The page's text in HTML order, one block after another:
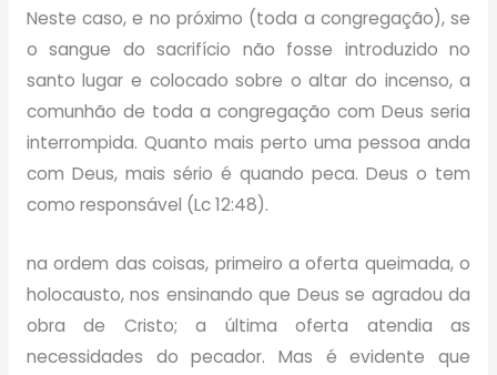
Neste caso, e no próximo (toda a congregação), se
o sangue do sacrifício não fosse introduzido no
santo lugar e colocado sobre o altar do incenso, a
comunhão de toda a congregação com Deus seria
interrompida. Quanto mais perto uma pessoa anda
com Deus, mais sério é quando peca. Deus o tem
como responsável (Lc 12:48).
na ordem das coisas, primeiro a oferta queimada, o
holocausto, nos ensinando que Deus se agradou da
obra de Cristo; a última oferta atendia as
necessidades do pecador. Mas é evidente que